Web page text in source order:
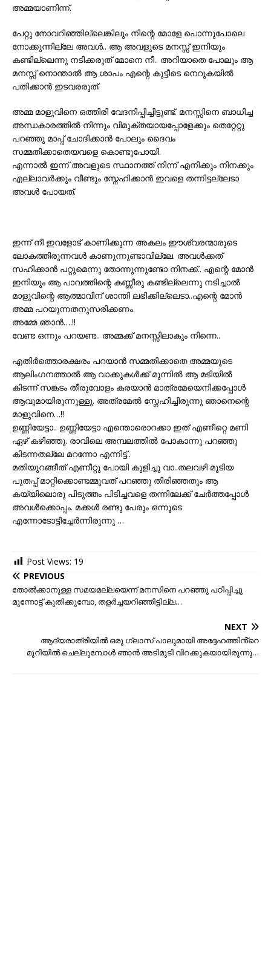
അമ്മയാണിന്ന്.
പേറ്റു നോവറിഞ്ഞില്ലെങ്കിലും നിന്റെ മോളേ പൊന്നുപോലെ
നോക്കുന്നില്ലേ അവൾ.. ആ അവളുടെ മനസ്സ് ഇനിയും
കണ്ടില്ലെന്നു നടിക്കരുത് മോനെ നീ.. അറിയാതെ പോലും ആ
മനസ്സ് നൊന്താൽ ആ ശാപം എന്റെ കുട്ടീടെ നെറുകയിൽ
പതിക്കാൻ ഇടവരരുത്.
അമ്മ മാളുവിനെ ഒത്തിരി വേദനിപ്പിച്ചിട്ടുണ്ട്. മനസ്സിനെ ബാധിച്ച
അന്ധകാരത്തിൽ നിന്നും വിമുക്തയായപ്പോളേക്കും തെറ്റേറ്റു
പറഞ്ഞു മാപ്പ് ചോദിക്കാൻ പോലും ദൈവം
സമ്മതിക്കാതെയവളെ കൊണ്ടുപോയി.
എന്നാൽ ഇന്ന് അവളുടെ സ്ഥാനത്ത് നിന്ന് എനിക്കും നിനക്കും
എല്ലാവർക്കും വീണ്ടും സ്നേഹിക്കാൻ ഇവളെ തന്നിട്ടല്ലേടാ
അവൾ പോയത്.
ഇന്ന് നീ ഇവളോട് കാണിക്കുന്ന അകലം ഈശ്വരന്മാരുടെ
ലോകത്തിരുന്നവൾ കാണുന്നുണ്ടാവില്ലേ. അവൾക്കത്
സഹിക്കാൻ പറ്റുമെന്നു തോന്നുന്നുണ്ടോ നിനക്ക്.. എന്റെ മോൻ
ഇനിയും ആ പാവത്തിന്റെ കണ്ണീരു കണ്ടില്ലെന്നു നടിച്ചാൽ
മാളുവിന്റെ ആത്മാവിന് ശാന്തി ലഭിക്കില്ലെടാ..എന്റെ മോൻ
അമ്മ പറയുന്നതനുസരിക്കണം.
അമ്മേ ഞാൻ….!!
വേണ്ട ഒന്നും പറയണ്ട.. അമ്മക്ക് മനസ്സിലാകും നിന്നെ..
എതിർത്തൊരക്ഷരം പറയാൻ സമ്മതിക്കാതെ അമ്മയുടെ
ആലിംഗനത്താൽ ആ വാക്കുകൾക്ക് മുന്നിൽ ആ മടിയിൽ
കിടന്ന് സങ്കടം തീരുവോളം കരയാൻ മാത്രമേയെനിക്കപ്പോൾ
ആവുമായിരുന്നുള്ളു. അത്രമേൽ സ്നേഹിച്ചിരുന്നു ഞാനെന്റെ
മാളുവിനെ…!!
ഉണ്ണിയേട്ടാ.. ഉണ്ണിയേട്ടാ എന്തൊരൊറക്കാ ഇത് എണീറ്റെ മണി
ഏഴ് കഴിഞ്ഞു. രാവിലെ അമ്പലത്തിൽ പോകാന്നു പറഞ്ഞു
കിടന്നതല്ലേ മറന്നോ എന്നിട്ട്..
മതിയുറങ്ങീത് എണീറ്റു പോയി കുളിച്ചു വാ..തലവഴി മൂടിയ
പുതപ്പ് മാറ്റിക്കൊണ്ടമ്മുവത് പറഞ്ഞു തിരിഞ്ഞതും ആ
കയ്യിലൊരു പിടുത്തം പിടിച്ചവളെ തന്നിലേക്ക് ചേർത്തപ്പോൾ
അവൾക്കൊപ്പം. മക്കൾ രണ്ടു പേരും ഒന്നൂടെ
എന്നോടോട്ടിച്ചേർന്നിരുന്നു …
Post Views: 19
PREVIOUS
തോൽക്കാനുള്ള സമയമല്ലയെന്ന് മനസിനെ പറഞ്ഞു പഠിപ്പിച്ചു
മുന്നോട്ട് കുതിക്കുമ്പോ, തളർച്ചയറിഞ്ഞിട്ടില്ല…
NEXT
ആദ്യരാത്രിയിൽ ഒരു ഗ്ലാസ് പാലുമായി അദ്ദേഹത്തിൻ്റെ
മുറിയിൽ ചെല്ലുമ്പോൾ ഞാൻ അടിമുടി വിറക്കുകയായിരുന്നു…